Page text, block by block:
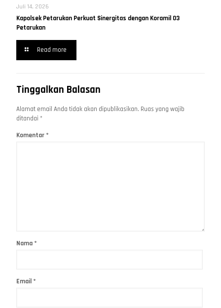
Juli 14, 2026
Kapolsek Petarukan Perkuat Sinergitas dengan Koramil 03
Petarukan
Read more
Tinggalkan Balasan
Alamat email Anda tidak akan dipublikasikan. Ruas yang wajib
ditandai *
Komentar *
Nama *
Email *